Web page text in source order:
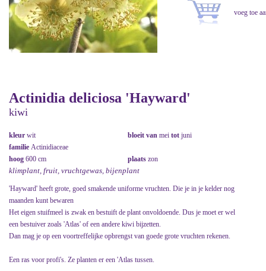
Actinidia deliciosa 'Hayward'
kiwi
kleur wit bloeit van mei tot juni
familie Actinidiaceae
hoog 600 cm plaats zon
klimplant, fruit, vruchtgewas, bijenplant
'Hayward' heeft grote, goed smakende uniforme vruchten. Die je in je kelder nog
maanden kunt bewaren
Het eigen stuifmeel is zwak en bestuift de plant onvoldoende. Dus je moet er wel
een bestuiver zoals 'Atlas' of een andere kiwi bijzetten.
Dan mag je op een voortreffelijke opbrengst van goede grote vruchten rekenen.
Een ras voor profi's. Ze planten er een 'Atlas tussen.